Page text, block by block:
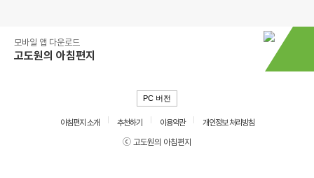
모바일 앱 다운로드
고도원의 아침편지
PC 버전
아침편지 소개 추천하기 이용약관
개인정보 처리방침
ⓒ 고도원의 아침편지